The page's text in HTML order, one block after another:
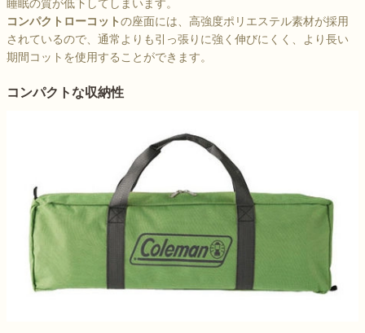
睡眠の質が低下してしまいます。
コンパクトローコットの座面には、高強度ポリエステル素材が採用
されているので、通常よりも引っ張りに強く伸びにくく、より長い
期間コットを使用することができます。
コンパクトな収納性